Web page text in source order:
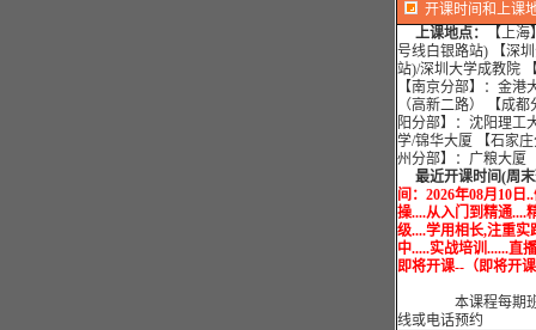
开课时间和上课
上课地点：
【上
号线白银路站) 【深
站)/深圳大学成教院
【南京分部】：金
（高新二路） 【成
阳分部】：沈阳理工
学/锦华大厦 【石家
州分部】：广粮大厦
最近开课时间(周末
间：2026年08月10日
操....从入门到精通....
级....学用相长,注重
中.....实战培训......直
即将开课--（即将开
本课程每期班限
线或电话预约